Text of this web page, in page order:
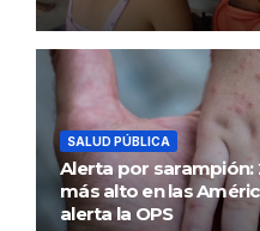
SALUD PÚBLICA
Alerta por sarampión:
más alto en las
alerta la OPS